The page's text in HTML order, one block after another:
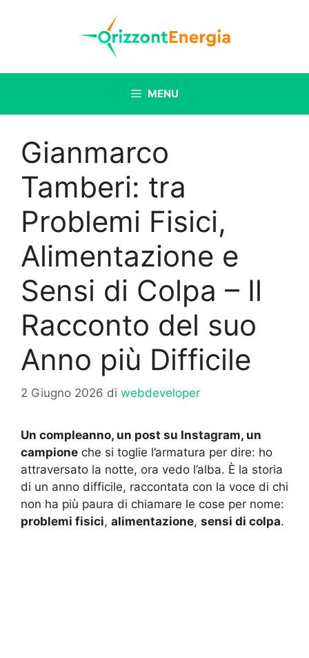
MENU
Gianmarco
Tamberi: tra
Problemi Fisici,
Alimentazione e
Sensi di Colpa – Il
Racconto del suo
Anno più Difficile
2 Giugno 2026 di webdeveloper
Un compleanno, un post su Instagram, un
campione che si toglie l’armatura per dire: ho
attraversato la notte, ora vedo l’alba. È la storia
di un anno difficile, raccontata con la voce di chi
non ha più paura di chiamare le cose per nome:
problemi fisici, alimentazione, sensi di colpa.